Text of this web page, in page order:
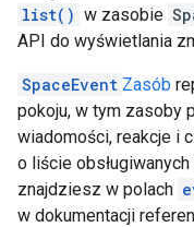
list() w zasobie
API do wyświetlania
SpaceEvent Zasób
pokoju, w tym zasoby
wiadomości, reakcje i
o liście
znajdziesz w polach
w dokumentacji